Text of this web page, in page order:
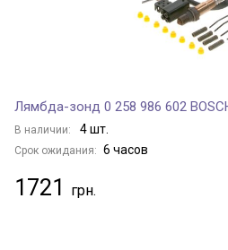
Лямбда-зонд 0 258 986 602
В наличии: 4 шт.
Срок ожидания: 6 часов
1721